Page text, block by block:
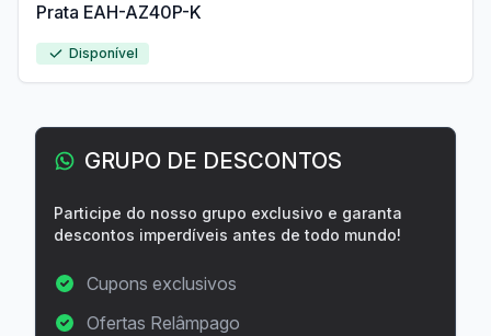
Prata EAH-AZ40P-K
Disponível
GRUPO DE DESCONTOS
Participe do nosso grupo exclusivo e garanta
descontos imperdíveis antes de todo mundo!
Cupons exclusivos
Ofertas Relâmpago